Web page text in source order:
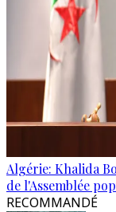
Algérie: Khalida
de l'Assemblée
RECOMMANDÉ